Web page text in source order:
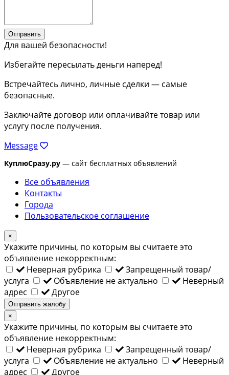
Отправить
Для вашей безопасности!
Избегайте пересылать деньги наперед!
Встречайтесь лично, личные сделки — самые
безопасные.
Заключайте договор или оплачивайте товар или
услугу после получения.
Message
КуплюСразу.ру — сайт бесплатных объявлений
Все объявления
Контакты
Города
Пользовательское соглашение
×
Укажите причины, по которым вы считаете это
объявление некорректным:
Неверная рубрика
Запрещенный товар/
услуга
Объявление не актуально
Неверный
адрес
Другое
Отправить жалобу
×
Укажите причины, по которым вы считаете это
объявление некорректным:
Неверная рубрика
Запрещенный товар/
услуга
Объявление не актуально
Неверный
адрес
Другое